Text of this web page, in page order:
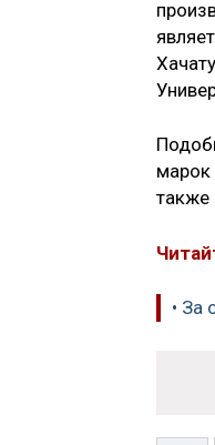
марок
также
• За